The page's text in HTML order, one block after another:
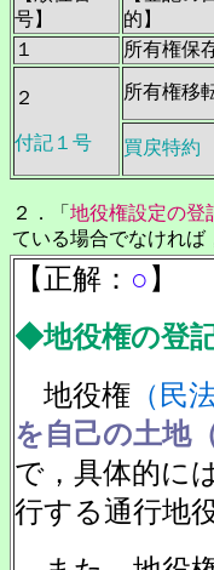
号】
的】
１
所有権保
２
付記１号
所有権移
買戻特約
２．「 地役権設定の登
ている場合でなければ
【正解： ○ 】
◆地役権の登
地役権 （民
を自己の土地
で，具体的に
行する通行地